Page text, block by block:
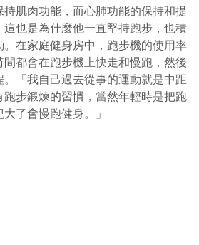
肌肉功能，而心肺功能的保持和提
這也是為什麼他一直堅持跑步，也積
在家庭健身房中，跑步機的使用率
都會在跑步機上快走和慢跑，然後
「我自己過去從事的運動就是中距
跑步鍛煉的習慣，當然年輕時是把跑
了會慢跑健身。」